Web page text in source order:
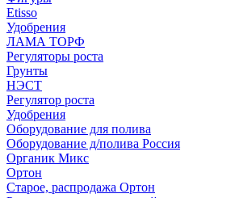
Etisso
Удобрения
ЛАМА ТОРФ
Регуляторы роста
Грунты
НЭСТ
Регулятор роста
Удобрения
Оборудование для полива
Оборудование д/полива Россия
Органик Микс
Ортон
Старое, распродажа Ортон